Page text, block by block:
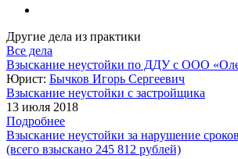
Другие дела из практики
Все дела
Взыскание неустойки по ДДУ с ООО
Юрист: Бычков Игорь Сергеевич
Взыскание неустойки с застройщика
13 июля 2018
Подробнее
Взыскание неустойки за нарушение
(всего взыскано 245 812 рублей)